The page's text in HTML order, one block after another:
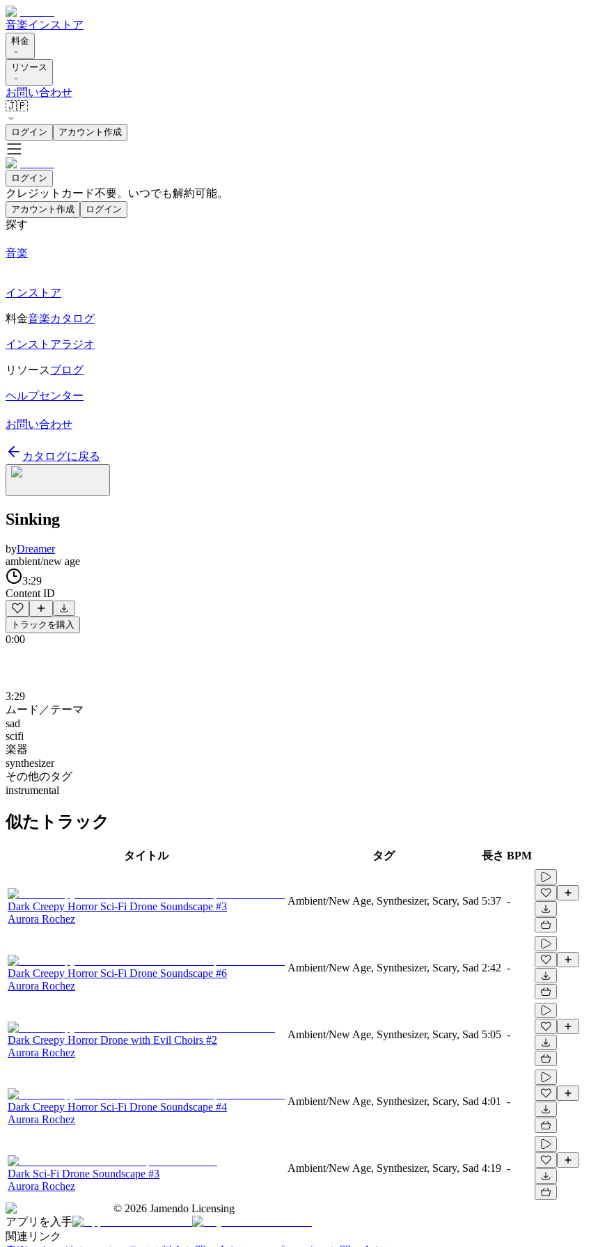
音楽インストア
料金
リソース
お問い合わせ
🇯🇵
ログイン アカウント作成
ログイン
クレジットカード不要。いつでも解約可能。
アカウント作成 ログイン
探す
音楽
インストア
料金音楽カタログ
インストアラジオ
リソースブログ
ヘルプセンター
お問い合わせ
カタログに戻る
Sinking
byDreamer
ambient/new age
3:29
Content ID
トラックを購入
0:00
3:29
ムード／テーマ
sad
scifi
楽器
synthesizer
その他のタグ
instrumental
似たトラック
タイトル タグ 長さ BPM
Dark Creepy Horror Sci-Fi Drone Soundscape #3
Aurora Rochez
Ambient/New Age, Synthesizer, Scary, Sad 5:37 -
Dark Creepy Horror Sci-Fi Drone Soundscape #6
Aurora Rochez
Ambient/New Age, Synthesizer, Scary, Sad 2:42 -
Dark Creepy Horror Drone with Evil Choirs #2
Aurora Rochez
Ambient/New Age, Synthesizer, Scary, Sad 5:05 -
Dark Creepy Horror Sci-Fi Drone Soundscape #4
Aurora Rochez
Ambient/New Age, Synthesizer, Scary, Sad 4:01 -
Dark Sci-Fi Drone Soundscape #3
Aurora Rochez
Ambient/New Age, Synthesizer, Scary, Sad 4:19 -
© 2026 Jamendo Licensing
アプリを入手
関連リンク